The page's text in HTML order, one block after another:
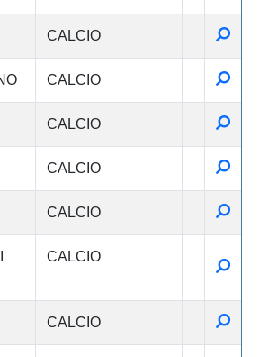
CALCIO
CALCIO
CALCIO
CALCIO
CALCIO
CALCIO
CALCIO